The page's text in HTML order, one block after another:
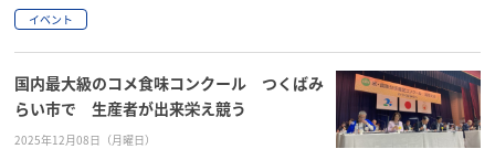
イベント
国内最大級のコメ食味コンクール つくばみ
らい市で 生産者が出来栄え競う
2025年12月08日（月曜日）